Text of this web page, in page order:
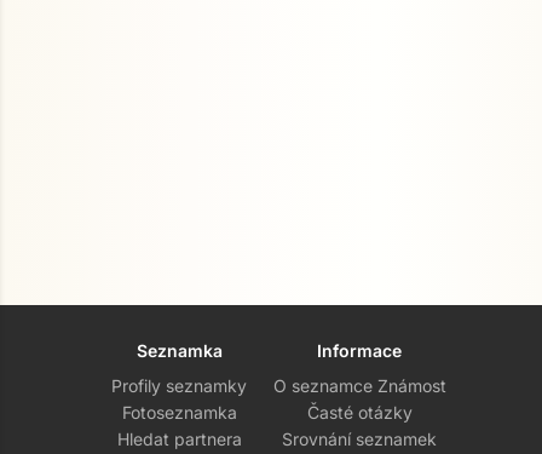
Seznamka
Profily seznamky
Fotoseznamka
Hledat partnera
Informace
O seznamce Známost
Časté otázky
Srovnání seznamek